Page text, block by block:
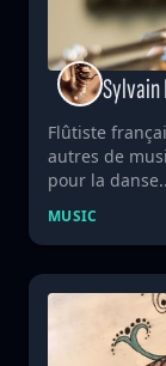
Flûtiste
autres de
pour la
MUSIC